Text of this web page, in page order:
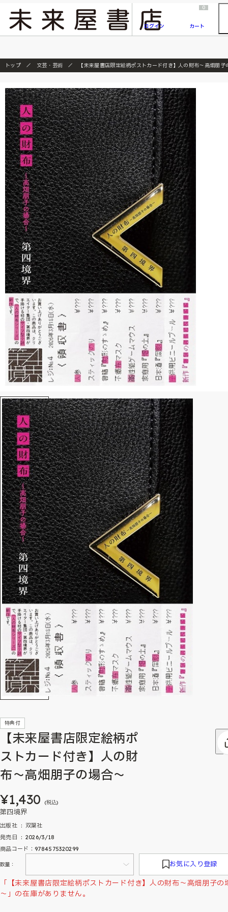
『ONE PIECE magazine 021 ONE PIECEカード付き同梱版』発売延期のご案内
ログイン
0
カート
トップ 文芸・芸術 【未来屋書店限定絵柄ポストカード付き】人の財布～高畑朋子
特典付
【未来屋書店限定絵柄ポ
ストカード付き】人の財
布～高畑朋子の場合～
¥1,430 (税込)
第四境界
出版社 ‏ : ‎ 双葉社
発売日 ‏ : ‎ 2026/3/18
商品コード：9784575320299
数量： お気に入り登録
「【未来屋書店限定絵柄ポストカード付き】人の財布～高畑朋子の
～」の在庫がありません。